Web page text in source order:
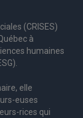
(CRISES)
à
humaines
elle
-euses
-rices qui